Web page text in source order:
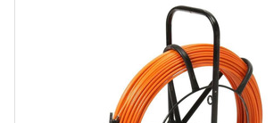
geral@luxivo.pt